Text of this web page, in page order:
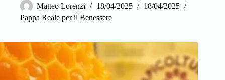
Matteo Lorenzi 18/04/2025
18/04/2025
Pappa Reale per il Benessere